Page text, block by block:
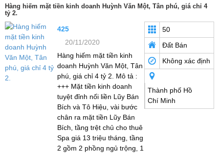
Hàng hiếm mặt tiền kinh doanh Huỳnh Văn Một, Tân phú, giá chỉ 4
tỷ 2.
425
20/11/2020
Hàng hiếm mặt tiền kinh
doanh Huỳnh Văn Một, Tân
phú, giá chỉ 4 tỷ 2. Mô tả :
+++ Mặt tiền kinh doanh
tuyệt đỉnh nối liền Lũy Bán
Bích và Tô Hiệu, vài bước
chân ra mặt tiền Lũy Bán
Bích, tầng trệt chủ cho thuê
Spa giá 13 triệu tháng, tầng
2 gồm 2 phồng ngủ trộng, 1
50
Đất Bán
Không xác định
Thành phố Hồ
Chí Minh